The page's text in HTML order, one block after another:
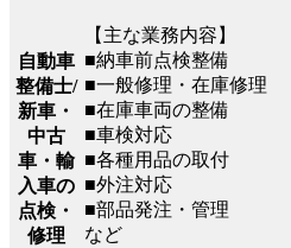
自動車
整備士/
新車・
中古
車・輸
入車の
点検・
修理
【主な業務内容】
■納車前点検整備
■一般修理・在庫修理
■在庫車両の整備
■車検対応
■各種用品の取付
■外注対応
■部品発注・管理
など